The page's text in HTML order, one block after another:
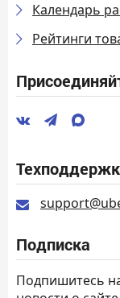
Календарь
Рейтинги
Подписка
Подпишитесь